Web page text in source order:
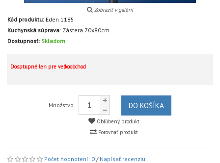
Zobraziť v galérii
Kód produktu: Eden 1185
Kuchynská súprava: Zástera 70x80cm
Dostupnosť: Skladom
Dosptupné len pre veľkoobchod
Množstvo DO KOŠÍKA
Obľúbený produkt
Porovnať produkt
Počet hodnotení: 0 / Napísať recenziu